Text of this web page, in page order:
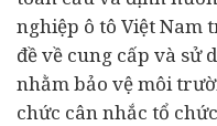
nghiệp ô tô Việt Nam
đề về cung cấp và sử
nhằm bảo vệ môi
chức cân nhắc tổ